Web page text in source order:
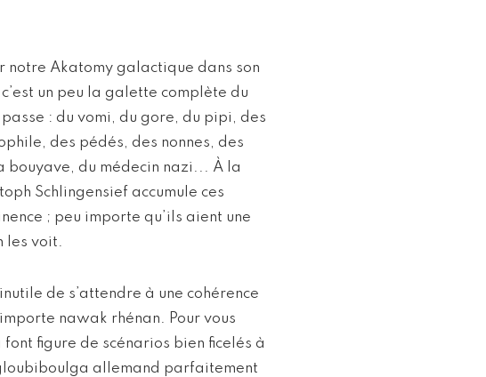
notre Akatomy galactique dans son
c’est un peu la galette complète du
: du vomi, du gore, du pipi, des
des pédés, des nonnes, des
bouyave, du médecin nazi... À la
Schlingensief accumule ces
; peu importe qu’ils aient une
les voit.
de s’attendre à une cohérence
nawak rhénan. Pour vous
figure de scénarios bien ficelés à
allemand parfaitement